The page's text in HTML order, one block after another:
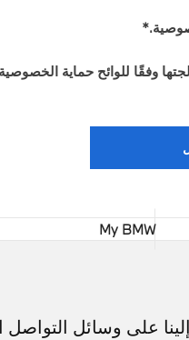
وفقًا للوائح حماية الخصوصية
My BMW
على وسائل التواصل